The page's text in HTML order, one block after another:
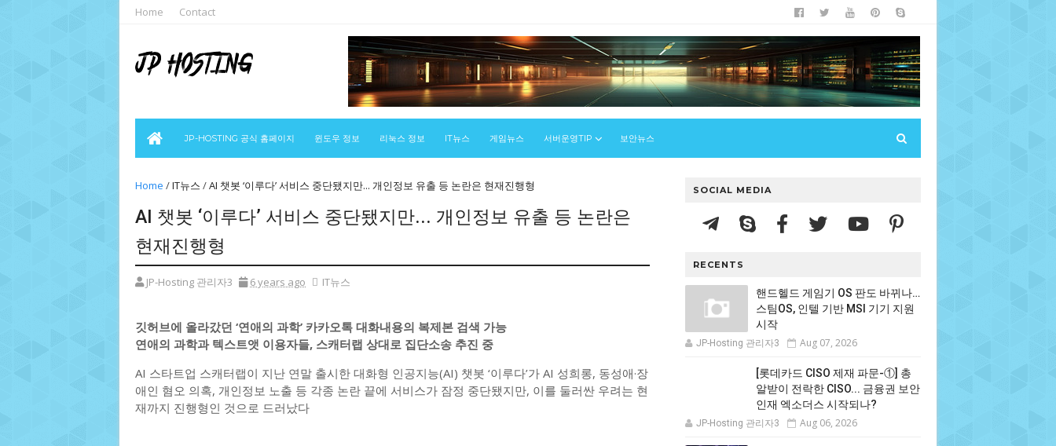
Home Contact
JP-HOSTING 공식 홈페이지 윈도우 정보 리눅스 정보 IT뉴스 게임뉴스 서버운영TIP 보안뉴스
Home /IT뉴스 /AI 챗봇 ‘이루다’ 서비스 중단됐지만... 개인정보 유출 등 논란은 현재진행형
AI 챗봇 ‘이루다’ 서비스 중단됐지만... 개인정보 유출 등 논란은
현재진행형
JP-Hosting 관리자3 6 years ago IT뉴스
깃허브에 올라갔던 ‘연애의 과학’ 카카오톡 대화내용의 복제본 검색 가능
연애의 과학과 텍스트앳 이용자들, 스캐터랩 상대로 집단소송 추진 중
AI 스타트업 스캐터랩이 지난 연말 출시한 대화형 인공지능(AI) 챗봇 ‘이루다’가 AI 성희롱, 동성애·장
애인 혐오 의혹, 개인정보 노출 등 각종 논란 끝에 서비스가 잠정 중단됐지만, 이를 둘러싼 우려는 현
재까지 진행형인 것으로 드러났다
SOCIAL MEDIA
RECENTS
핸드헬드 게임기 OS 판도 바뀌나…
스팀OS, 인텔 기반 MSI 기기 지원
시작
JP-Hosting 관리자3 Aug 07, 2026
[롯데카드 CISO 제재 파문-①] 총
알받이 전락한 CISO... 금융권 보안
인재 엑소더스 시작되나?
JP-Hosting 관리자3 Aug 06, 2026